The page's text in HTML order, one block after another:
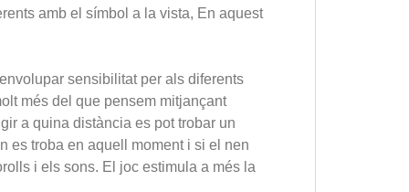
amb el símbol a la vista, En aquest
sensibilitat per als diferents
més del que pensem mitjançant
a quina distància es pot trobar un
es troba en aquell moment i si el nen
i els sons. El joc estimula a més la